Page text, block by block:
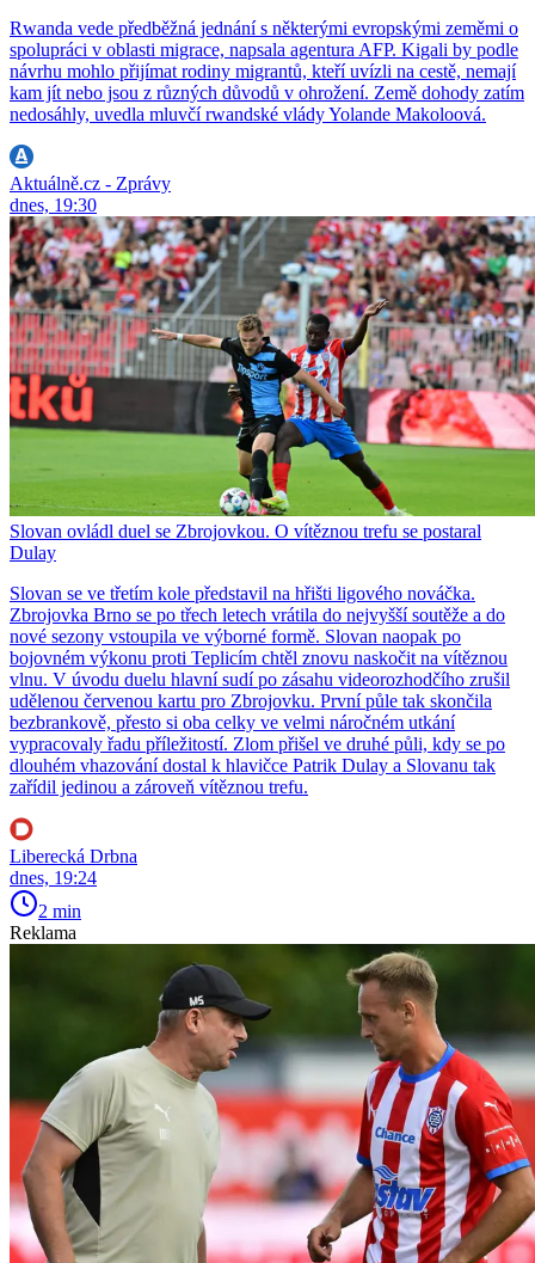
Rwanda vede předběžná jednání s některými evropskými zeměmi o
spolupráci v oblasti migrace, napsala agentura AFP. Kigali by podle
návrhu mohlo přijímat rodiny migrantů, kteří uvízli na cestě, nemají
kam jít nebo jsou z různých důvodů v ohrožení. Země dohody zatím
nedosáhly, uvedla mluvčí rwandské vlády Yolande Makoloová.
Aktuálně.cz - Zprávy
dnes, 19:30
Slovan ovládl duel se Zbrojovkou. O vítěznou trefu se postaral
Dulay
Slovan se ve třetím kole představil na hřišti ligového nováčka.
Zbrojovka Brno se po třech letech vrátila do nejvyšší soutěže a do
nové sezony vstoupila ve výborné formě. Slovan naopak po
bojovném výkonu proti Teplicím chtěl znovu naskočit na vítěznou
vlnu. V úvodu duelu hlavní sudí po zásahu videorozhodčího zrušil
udělenou červenou kartu pro Zbrojovku. První půle tak skončila
bezbrankově, přesto si oba celky ve velmi náročném utkání
vypracovaly řadu příležitostí. Zlom přišel ve druhé půli, kdy se po
dlouhém vhazování dostal k hlavičce Patrik Dulay a Slovanu tak
zařídil jedinou a zároveň vítěznou trefu.
Liberecká Drbna
dnes, 19:24
2 min
Reklama